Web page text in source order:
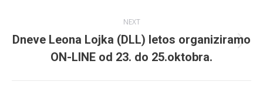
NEXT
Next
post:
Dneve Leona Lojka (DLL) letos organiziramo
ON-LINE od 23. do 25.oktobra.